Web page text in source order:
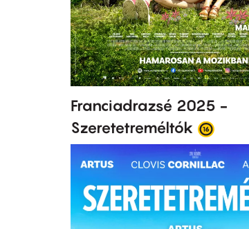
Franciadrazsé 2025 -
Szeretetreméltók